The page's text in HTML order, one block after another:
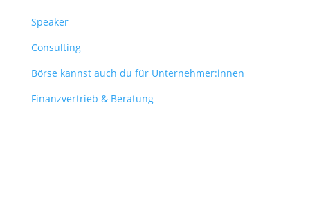
Speaker
Consulting
Börse kannst auch du für Unternehmer:innen
Finanzvertrieb & Beratung